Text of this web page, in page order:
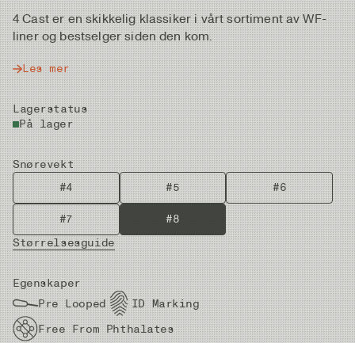
4 Cast er en skikkelig klassiker i vårt sortiment av WF-
liner og bestselger siden den kom.
Les mer
Lagerstatus
På lager
Snørevekt
#4
#5 #6
#7
#8
Størrelsesguide
Egenskaper
Pre Looped
ID Marking
Free From Phthalates